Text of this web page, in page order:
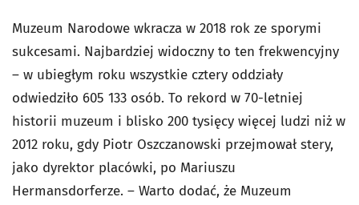
Muzeum Narodowe wkracza w 2018 rok ze sporymi
sukcesami. Najbardziej widoczny to ten frekwencyjny
– w ubiegłym roku wszystkie cztery oddziały
odwiedziło 605 133 osób. To rekord w 70-letniej
historii muzeum i blisko 200 tysięcy więcej ludzi niż w
2012 roku, gdy Piotr Oszczanowski przejmował stery,
jako dyrektor placówki, po Mariuszu
Hermansdorferze. – Warto dodać, że Muzeum